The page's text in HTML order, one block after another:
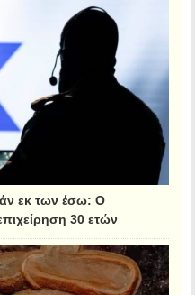
εκ των έσω: Ο
30 ετών